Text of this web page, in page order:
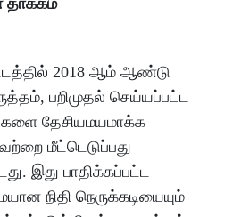
தாக்கம்
2018 ஆம் ஆண்டு
பறிமுதல் செய்யப்பட்ட
தேசியமயமாக்க
மீட்டெடுப்பது
இது பாதிக்கப்பட்ட
நிதி நெருக்கடியையும்